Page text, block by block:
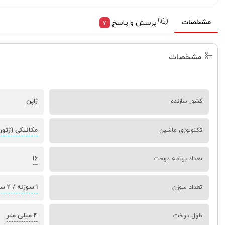
مشخصات پرسش و پاسخ 7
مشخصات
کشور سازنده ژاپن
تکنولوژی ماشین مکانیکی
تعداد برنامه دوخت 16
تعداد سوزن 1 سوزنه / 2 سوزنه
طول دوخت 4 میلی متر